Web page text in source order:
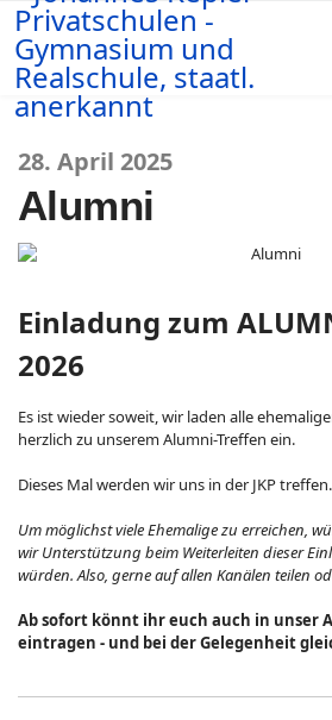
Alumni
Einladung zum
2026
Es ist wieder soweit, wir laden alle
herzlich zu unserem Alumni-Treffen ein.
Dieses Mal werden wir uns in der JKP treffen.
Um möglichst viele Ehemalige zu erreichen,
wir Unterstützung beim Weiterleiten dieser
würden. Also, gerne auf allen Kanälen teilen
Ab sofort könnt ihr euch auch in unser
eintragen - und bei der Gelegenheit
28. April 2025